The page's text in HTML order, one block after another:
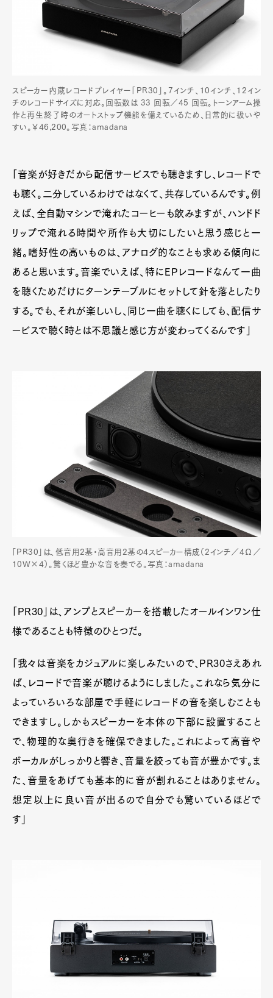
Official Columnist
About
Contact
Pen international Pen tw
スピーカー内蔵レコードプレイヤー「PR30」。7インチ、10インチ、12イン
チのレコードサイズに対応。回転数は 33 回転／45 回転。トーンアーム操
作と再生終了時のオートストップ機能を備えているため、日常的に扱いや
すい。￥46,200。写真：amadana
「音楽が好きだから配信サービスでも聴きますし、レコードで
も聴く。二分しているわけではなくて、共存しているんです。例
えば、全自動マシンで淹れたコーヒーも飲みますが、ハンドド
リップで淹れる時間や所作も大切にしたいと思う感じと一
緒。嗜好性の高いものは、アナログ的なことも求める傾向に
あると思います。音楽でいえば、特にEPレコードなんて一曲
を聴くためだけにターンテーブルにセットして針を落としたり
する。でも、それが楽しいし、同じ一曲を聴くにしても、配信サ
ービスで聴く時とは不思議と感じ方が変わってくるんです」
「PR30」は、低音用2基・高音用2基の4スピーカー構成（2インチ／4Ω／
10W×4）。驚くほど豊かな音を奏でる。写真：amadana
「PR30」は、アンプとスピーカーを搭載したオールインワン仕
様であることも特徴のひとつだ。
「我々は音楽をカジュアルに楽しみたいので、PR30さえあれ
ば、レコードで音楽が聴けるようにしました。これなら気分に
よっていろいろな部屋で手軽にレコードの音を楽しむことも
できますし。しかもスピーカーを本体の下部に設置すること
で、物理的な奥行きを確保できました。これによって高音や
ボーカルがしっかりと響き、音量を絞っても音が豊かです。ま
た、音量をあげても基本的に音が割れることはありません。
想定以上に良い音が出るので自分でも驚いているほどで
す」